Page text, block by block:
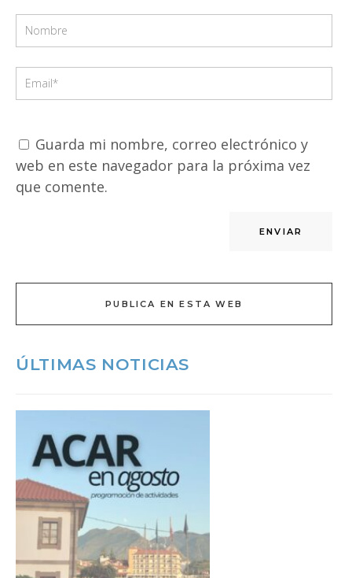
Guarda mi nombre, correo electrónico y
web en este navegador para la próxima vez
que comente.
PUBLICA EN ESTA WEB
ÚLTIMAS NOTICIAS